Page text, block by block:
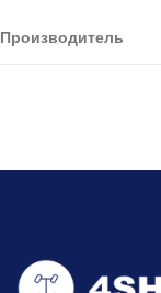
Производитель